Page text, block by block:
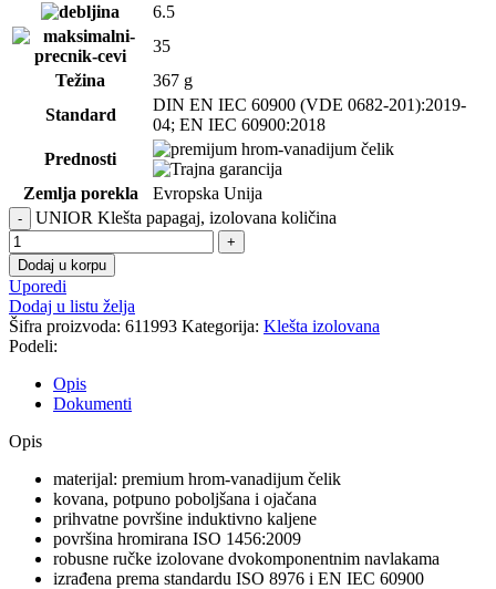
6.5
35
Težina
367 g
Standard
DIN EN IEC 60900 (VDE 0682-201):2019-
04; EN IEC 60900:2018
Prednosti
Zemlja porekla
Evropska Unija
UNIOR Klešta papagaj, izolovana količina
Dodaj u korpu
Uporedi
Dodaj u listu želja
Šifra proizvoda: 611993 Kategorija: Klešta izolovana
Podeli:
Opis
Dokumenti
Opis
materijal: premium hrom-vanadijum čelik
kovana, potpuno poboljšana i ojačana
prihvatne površine induktivno kaljene
površina hromirana ISO 1456:2009
robusne ručke izolovane dvokomponentnim navlakama
izrađena prema standardu ISO 8976 i EN IEC 60900